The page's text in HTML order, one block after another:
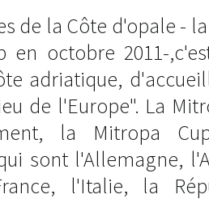
de la Côte d'opale -
en octobre 2011-
adriatique,
de l'Europe". La
la Mitropa
sont l'Allemagne,
l'Italie, la